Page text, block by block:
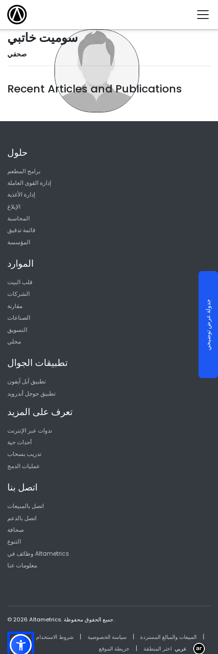
سوميت خاتبي
صحفي
Recent Articles and Publications
حلول
برامج المطعم
إدارة القوى العاملة
إدارة الأغذية
الإبلاغ
المحاسبة
قائمة تدقيق
المؤسسة
الموارد
قلب البيت
الشركات
مقارنة
الصناعات
التسويق
محلي
تطبيقات الجوال
تطبيق آبل آيفون
تطبيق جوجل أندرويد
تعرف على المزيد
ندوات عبر الإنترنت
أحداث حية
تدريب بسحاب
عمليات الدمج
اتصل بنا
اتصل بالمبيعات
اتصل بالدعم
صحافة
التنوع
وظائف في Altametrics
معلومات عنا
© 2026 Altametrics. جميع الحقوق محفوظة.
شروط الاستخدام | سياسة الخصوصية | المبيعات والمبالغ المستردة |
خريطة الموقع | اختر المنطقة عربي
جدولة عرض توضيحي